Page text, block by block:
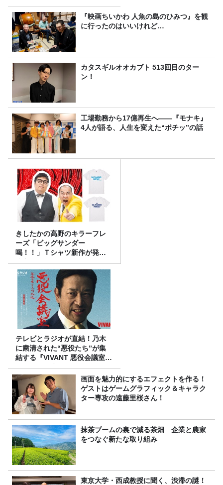
を8/10（月）に放送
『映画ちいかわ 人魚の島のひみつ』を観
に行ったのはいいけれど…
カタスギルオオカブト 513回目のター
ン！
工場勤務から17億再生へ——『モナキ』
4人が語る、人生を変えた“ポチッ”の話
きしたかの高野のキラーフレ
ーズ「ビッグサンダー
喝！！」Ｔシャツ新作が発売
決定！
テレビとラジオが直結！乃木
に粛清された“悪役たち”が集
結する『VIVANT 悪役会議室』
7/26(日)23時スタート！
画面を魅力的にするエフェクトを作る！
ゲストはゲームグラフィック＆キャラク
ター専攻の遠藤里桜さん！
抹茶ブームの裏で減る茶畑 企業と農家
をつなぐ新たな取り組み
東京大学・西成教授に聞く、渋滞の謎！